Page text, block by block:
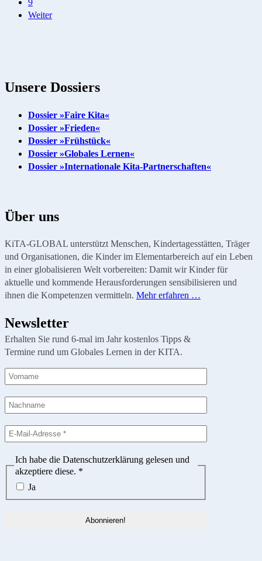
Weiter
Unsere Dossiers
Dossier »Faire Kita«
Dossier »Frieden«
Dossier »Frühstück«
Dossier »Globales Lernen«
Dossier »Internationale Kita-Partnerschaften«
Über uns
KiTA-GLOBAL unterstützt Menschen, Kindertagesstätten, Träger
und Organisationen, die Kinder im Elementarbereich auf ein Leben
in einer globalisieren Welt vorbereiten: Damit wir Kinder für
aktuelle und kommende Herausforderungen sensibilisieren und
ihnen die Kompetenzen vermitteln. Mehr erfahren …
Newsletter
Erhalten Sie rund 6-mal im Jahr kostenlos Tipps &
Termine rund um Globales Lernen in der KITA.
Ich habe die Datenschutzerklärung gelesen und
akzeptiere diese. *
Ja